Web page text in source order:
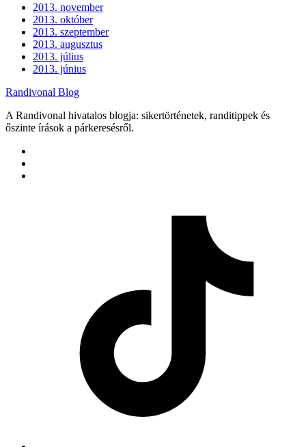
2013. november
2013. október
2013. szeptember
2013. augusztus
2013. július
2013. június
Randivonal Blog
A Randivonal hivatalos blogja: sikertörténetek, randitippek és
őszinte írások a párkeresésről.